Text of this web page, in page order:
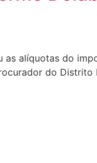
alíquotas do
do Distrito